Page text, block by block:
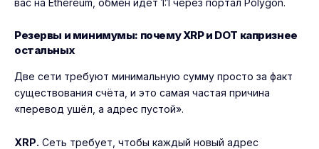
вас на Ethereum, обмен идёт 1:1 через портал Polygon.
Резервы и минимумы: почему XRP и DOT капризнее
остальных
Две сети требуют минимальную сумму просто за факт
существования счёта, и это самая частая причина
«перевод ушёл, а адрес пустой».
XRP. Сеть требует, чтобы каждый новый адрес